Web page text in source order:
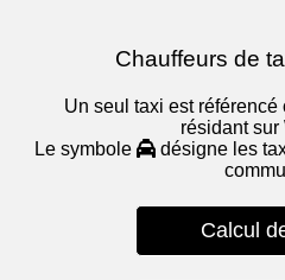
Chauffeurs de
Un seul taxi est
résidant sur
Le symbole
désigne les
Calcul